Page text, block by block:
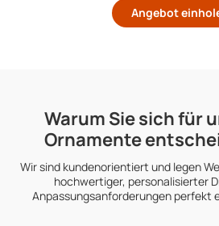
Angebot
Warum Sie sich für
Ornamente
Wir sind kundenorientiert und legen
hochwertiger, personalisierter
Anpassungsanforderungen perfekt